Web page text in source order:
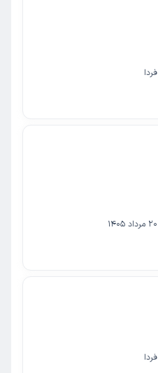
فردا
20 مرداد 1405
فردا